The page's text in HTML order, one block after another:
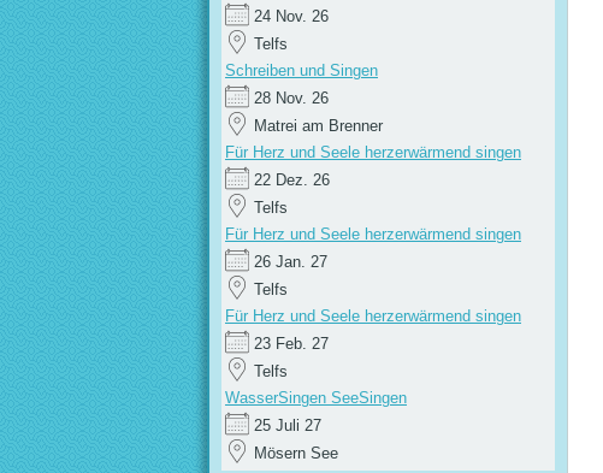
24 Nov. 26
Telfs
Schreiben und Singen
28 Nov. 26
Matrei am Brenner
Für Herz und Seele herzerwärmend singen
22 Dez. 26
Telfs
Für Herz und Seele herzerwärmend singen
26 Jan. 27
Telfs
Für Herz und Seele herzerwärmend singen
23 Feb. 27
Telfs
WasserSingen SeeSingen
25 Juli 27
Mösern See